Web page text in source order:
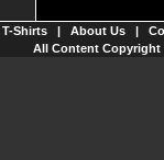
T-Shirts| About Us|
All Content Copyright